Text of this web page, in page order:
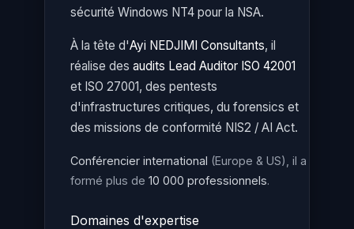
sécurité Windows NT4 pour la NSA.
À la tête d'Ayi NEDJIMI Consultants, il
réalise des audits Lead Auditor ISO 42001
et ISO 27001, des pentests
d'infrastructures critiques, du forensics et
des missions de conformité NIS2 / AI Act.
Conférencier international (Europe & US), il a
formé plus de 10 000 professionnels.
Domaines d'expertise